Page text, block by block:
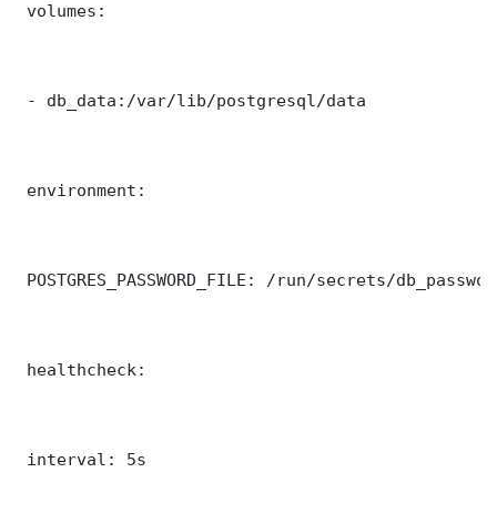
volumes:
- db_data:/var/lib/postgresql/data
environment:
POSTGRES_PASSWORD_FILE: /run/secrets/
healthcheck:
interval: 5s